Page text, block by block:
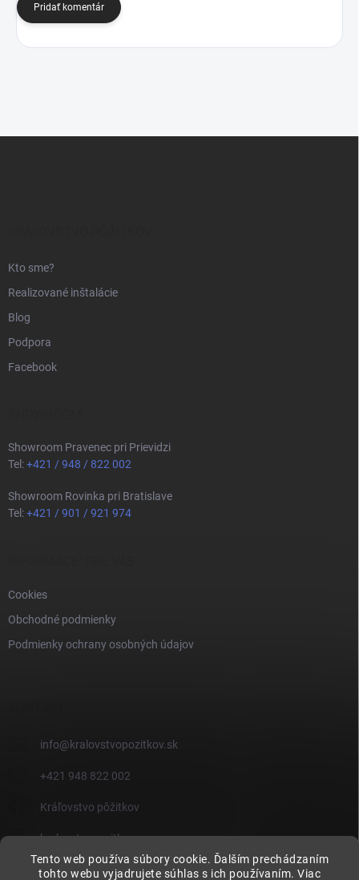
Tento web používa súbory cookie. Ďalším prechádzaním
tohto webu vyjadrujete súhlas s ich používaním. Viac
Pridať komentár
Kto sme?
Realizované inštalácie
Blog
Podpora
Facebook
Showroom Pravenec pri Prievidzi
Tel:+421 / 948 / 822 002
Showroom Rovinka pri Bratislave
Tel:+421 / 901 / 921 974
Cookies
Obchodné podmienky
Podmienky ochrany osobných údajov
info@kralovstvopozitkov.sk
+421 948 822 002
Kráľovstvo pôžitkov
kralovstvopozitkov
Kráľovstvo pôžitkov